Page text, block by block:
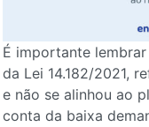
É importante
da Lei 14.182/2021,
e não se alinhou ao
conta da baixa